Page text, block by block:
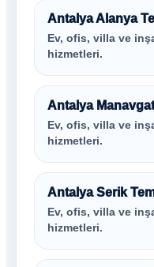
Antalya Alanya
Ev, ofis, villa ve
hizmetleri.
Antalya
Ev, ofis, villa ve
hizmetleri.
Antalya Serik
Ev, ofis, villa ve
hizmetleri.